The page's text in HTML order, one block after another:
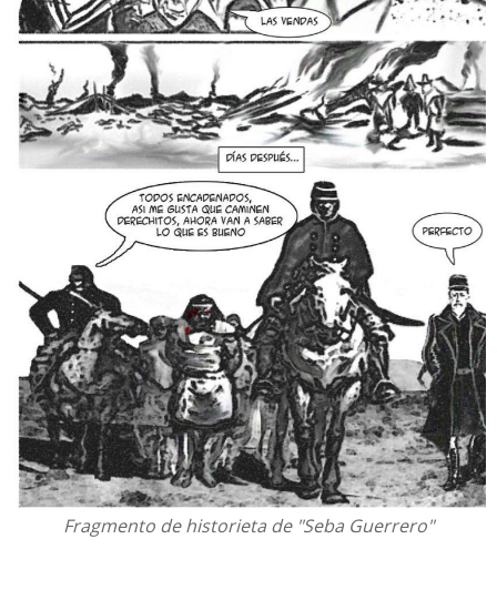
Fragmento de historieta de "Seba Guerrero"